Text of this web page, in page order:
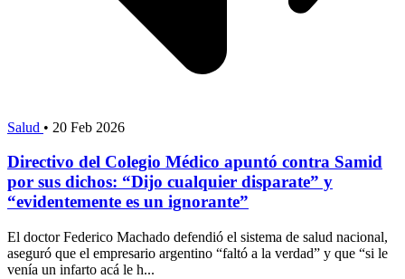
Salud • 20 Feb 2026
Directivo del Colegio Médico apuntó contra Samid
por sus dichos: “Dijo cualquier disparate” y
“evidentemente es un ignorante”
El doctor Federico Machado defendió el sistema de salud nacional,
aseguró que el empresario argentino “faltó a la verdad” y que “si le
venía un infarto acá le h...